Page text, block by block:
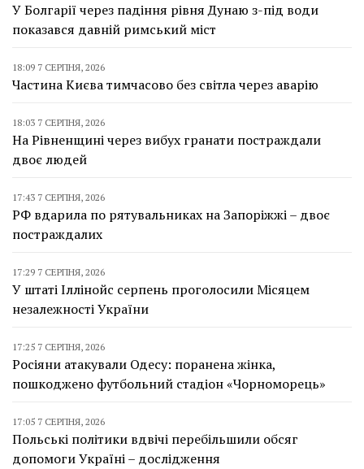
У Болгарії через падіння рівня Дунаю з-під води
показався давній римський міст
18:09 7 СЕРПНЯ, 2026
Частина Києва тимчасово без світла через аварію
18:03 7 СЕРПНЯ, 2026
На Рівненщині через вибух гранати постраждали
двоє людей
17:43 7 СЕРПНЯ, 2026
РФ вдарила по рятувальниках на Запоріжжі – двоє
постраждалих
17:29 7 СЕРПНЯ, 2026
У штаті Іллінойс серпень проголосили Місяцем
незалежності України
17:25 7 СЕРПНЯ, 2026
Росіяни атакували Одесу: поранена жінка,
пошкоджено футбольний стадіон «Чорноморець»
17:05 7 СЕРПНЯ, 2026
Польські політики вдвічі перебільшили обсяг
допомоги Україні – дослідження